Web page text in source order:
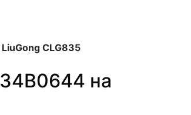
CLG835
34B0644 на